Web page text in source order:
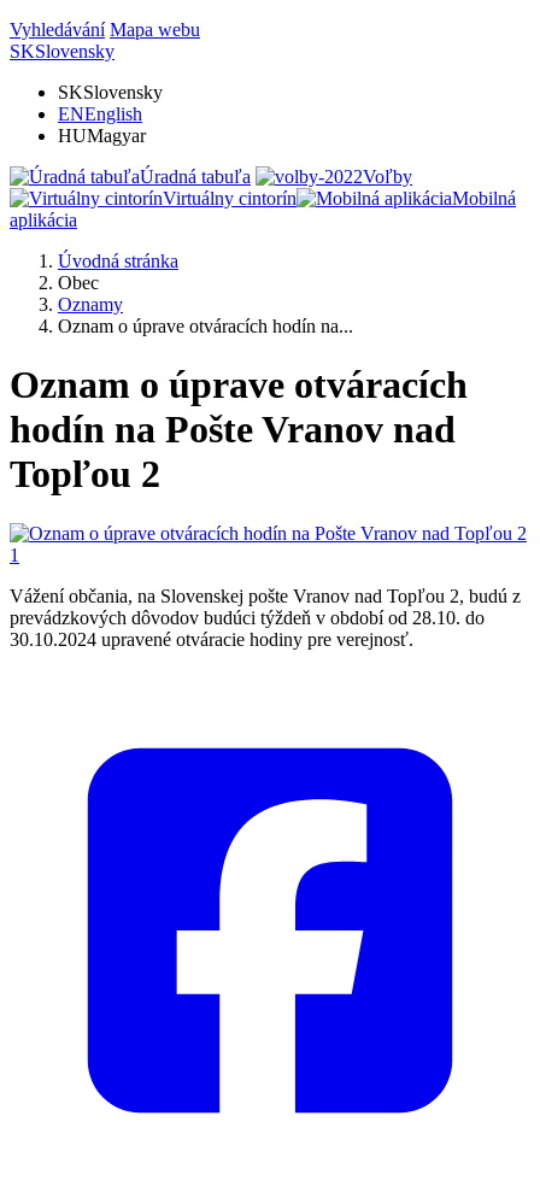
Vyhledávání Mapa webu
SKSlovensky
SKSlovensky
ENEnglish
HUMagyar
Úradná tabuľa
Voľby
Virtuálny cintorín
Mobilná
aplikácia
Úvodná stránka
Obec
Oznamy
Oznam o úprave otváracích hodín na...
Oznam o úprave otváracích
hodín na Pošte Vranov nad
Topľou 2
Vážení občania, na Slovenskej pošte Vranov nad Topľou 2, budú z
prevádzkových dôvodov budúci týždeň v období od 28.10. do
30.10.2024 upravené otváracie hodiny pre verejnosť.